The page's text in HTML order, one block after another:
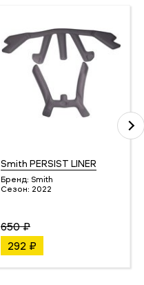
Smith PERSIST LINER
Бренд: Smith
Сезон: 2022
650 ₽
292 ₽